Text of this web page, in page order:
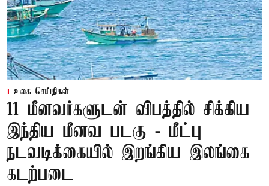
உலக செய்திகள்
11 மீனவர்களுடன் விபத்தில் சிக்கிய
இந்திய மீனவ படகு - மீட்பு
நடவடிக்கையில் இறங்கிய இலங்கை
கடற்படை